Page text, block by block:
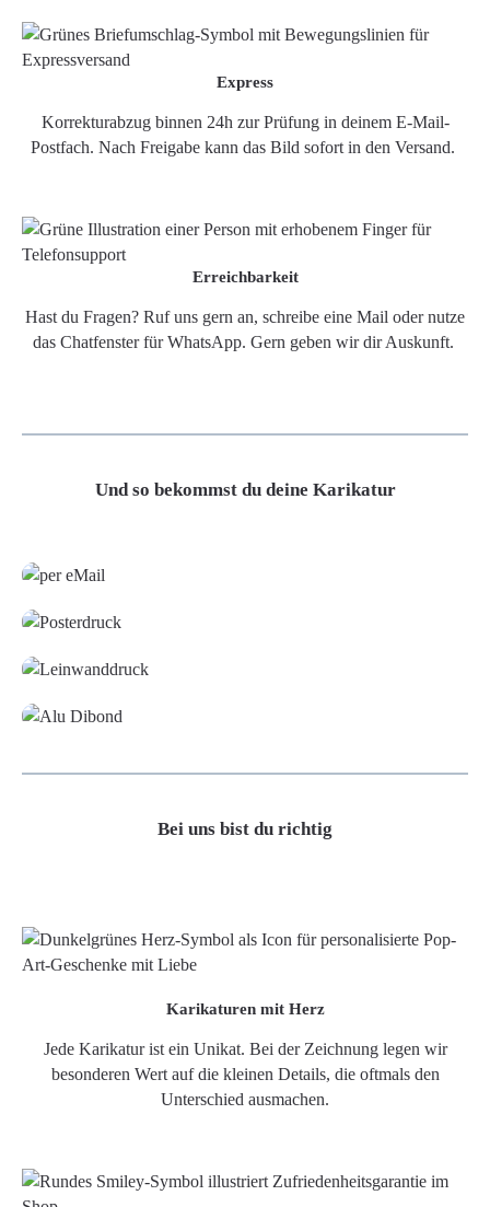
Express
Korrekturabzug binnen 24h zur Prüfung in deinem E-Mail-
Postfach. Nach Freigabe kann das Bild sofort in den Versand.
Erreichbarkeit
Hast du Fragen? Ruf uns gern an, schreibe eine Mail oder nutze
das Chatfenster für WhatsApp. Gern geben wir dir Auskunft.
Und so bekommst du deine Karikatur
Bei uns bist du richtig
Karikaturen mit Herz
Jede Karikatur ist ein Unikat. Bei der Zeichnung legen wir
besonderen Wert auf die kleinen Details, die oftmals den
Unterschied ausmachen.